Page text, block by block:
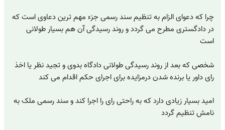
چرا که دعوای الزام به تنظیم سند رسمی جزء مهم ترین دعاوی است که
در دادگستری مطرح می گردد و روند رسیدگی آن هم بسیار طولانی
است
شخصی که بعد از روند رسیدگی طولانی دادگاه بدوی و تجید نظر یا اخذ
رای داور یا برنده شدن درمزایده برای اجرای حکم اقدام می کند
امید بسیار زیادی دارد که به راحتی رای را اجرا کند و سند رسمی ملک به
نامش تنظیم گردد